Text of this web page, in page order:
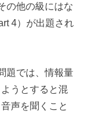
の他の級にはな
4）が出題され
題では、情報量
うとすると混
声を聞くこと